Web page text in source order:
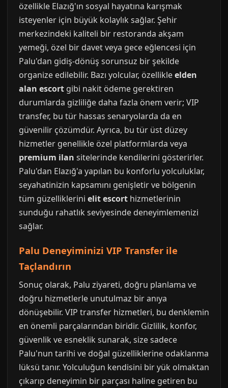
özellikle Elazığ'ın sosyal hayatına karışmak
isteyenler için büyük kolaylık sağlar. Şehir
merkezindeki kaliteli bir restoranda akşam
yemeği, özel bir davet veya gece eğlencesi için
Palu'dan gidiş-dönüş sorunsuz bir şekilde
organize edilebilir. Bazı yolcular, özellikleelden
alan escort gibi nakit ödeme gerektiren
durumlarda gizliliğe daha fazla önem verir; VIP
transfer, bu tür hassas senaryolarda da en
güvenilir çözümdür. Ayrıca, bu tür üst düzey
hizmetler genellikle özel platformlarda veya
premium ilan sitelerinde kendilerini gösterirler.
Palu'dan Elazığ'a yapılan bu konforlu yolculuklar,
seyahatinizin kapsamını genişletir ve bölgenin
tüm güzelliklerini elit escort hizmetlerinin
sunduğu rahatlık seviyesinde deneyimlemenizi
sağlar.
Palu Deneyiminizi VIP Transfer ile
Taçlandırın
Sonuç olarak, Palu ziyareti, doğru planlama ve
doğru hizmetlerle unutulmaz bir anıya
dönüşebilir. VIP transfer hizmetleri, bu denklemin
en önemli parçalarından biridir. Gizlilik, konfor,
güvenlik ve esneklik sunarak, size sadece
Palu'nun tarihi ve doğal güzelliklerine odaklanma
lüksü tanır. Yolculuğun kendisini bir yük olmaktan
çıkarıp deneyimin bir parçası haline getiren bu